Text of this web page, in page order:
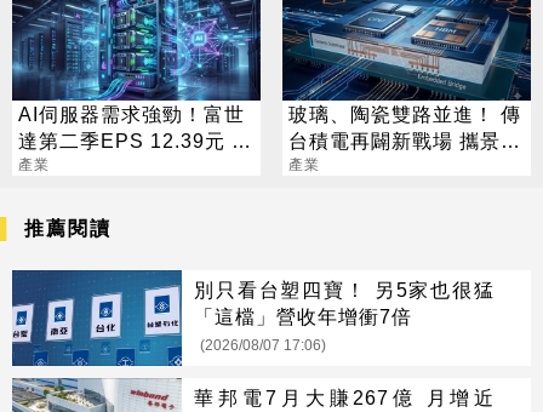
AI伺服器需求強勁！富世
達第二季EPS 12.39元 年
增1.57倍
產業
玻璃、陶瓷雙路並進！ 傳
台積電再闢新戰場 攜景碩
布局類EMIB
產業
推薦閱讀
別只看台塑四寶！ 另5家也很猛
「這檔」營收年增衝7倍
(2026/08/07 17:06)
華邦電7月大賺267億 月增近